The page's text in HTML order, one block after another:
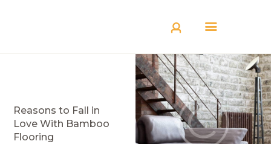
ГДЕ КУПИТЬ
Reasons to Fall in
Love With Bamboo
Flooring